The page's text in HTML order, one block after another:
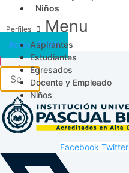
Niños
Menu
Aspirantes
Estudiantes
Egresados
Docente y Empleado
Niños
Acceso SICAU
Facebook Twitter